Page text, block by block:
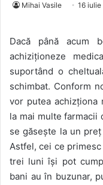
Mihai Vasile 16 iulie
Dacă până acum
achiziționeze
suportând o
schimbat. Conform
vor putea achizționa
la mai multe farmacii
se găsește la un
Astfel, cei ce
trei luni își pot
bani au în buzunar,